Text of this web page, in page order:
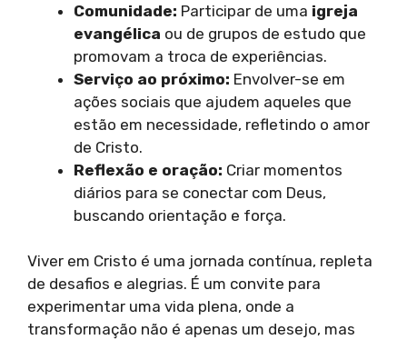
Comunidade: Participar de uma igreja
evangélica ou de grupos de estudo que
promovam a troca de experiências.
Serviço ao próximo: Envolver-se em
ações sociais que ajudem aqueles que
estão em necessidade, refletindo o amor
de Cristo.
Reflexão e oração: Criar momentos
diários para se conectar com Deus,
buscando orientação e força.
Viver em Cristo é uma jornada contínua, repleta
de desafios e alegrias. É um convite para
experimentar uma vida plena, onde a
transformação não é apenas um desejo, mas